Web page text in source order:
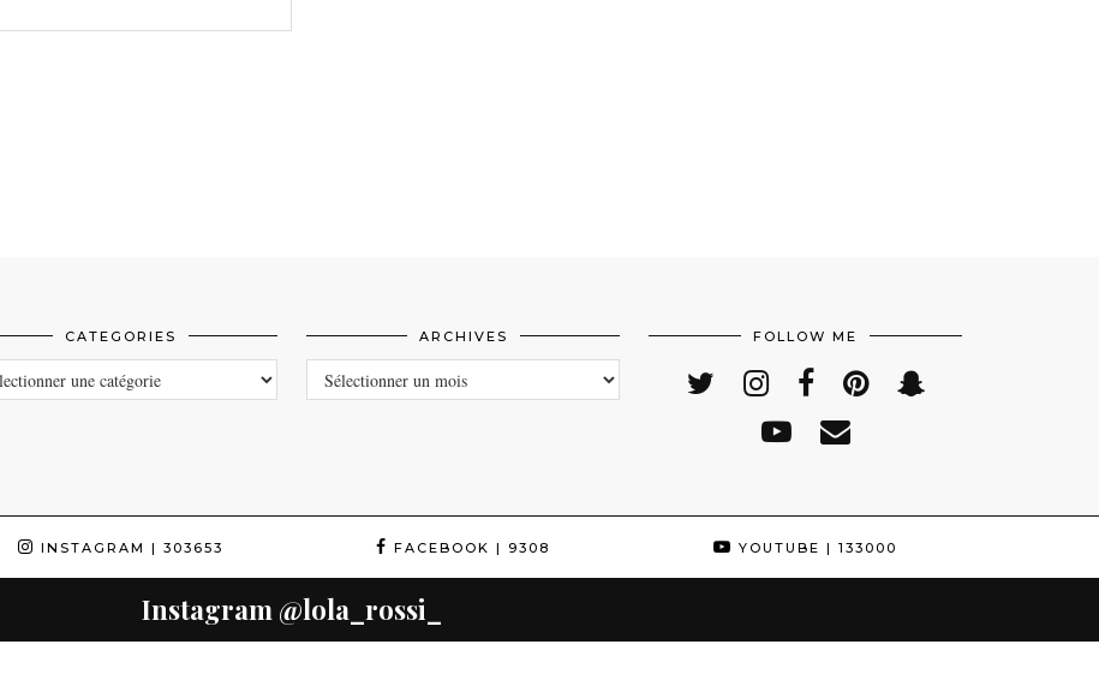
CATEGORIES ARCHIVES
ARCHIVES
FOLLOW ME
INSTAGRAM | 303653 FACEBOOK | 9308 YOUTUBE | 133000
Instagram @lola_rossi_